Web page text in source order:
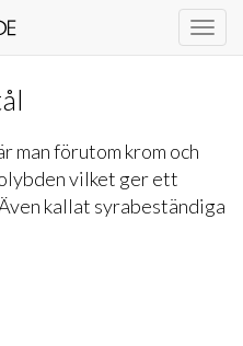
förutom krom och
vilket ger ett
kallat syrabeständiga